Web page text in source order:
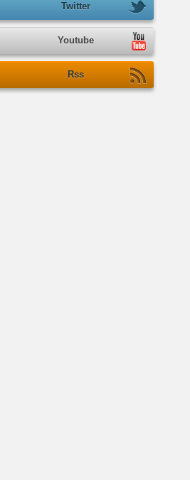
Twitter
Youtube
Rss